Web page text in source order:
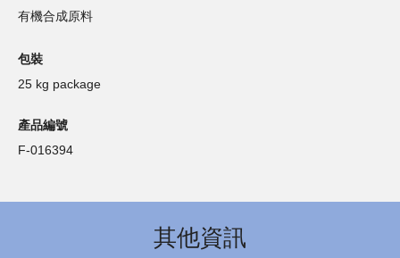
有機合成原料
包裝
25 kg package
產品編號
F-016394
其他資訊